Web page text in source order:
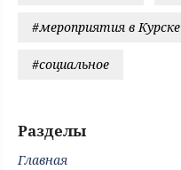
#мероприятия в Курске
#социальное
Разделы
Главная